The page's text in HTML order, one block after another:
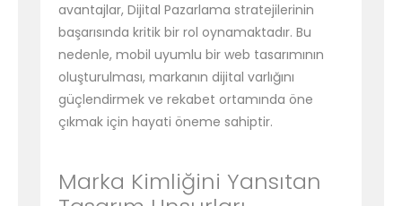
avantajlar, Dijital Pazarlama stratejilerinin
başarısında kritik bir rol oynamaktadır. Bu
nedenle, mobil uyumlu bir web tasarımının
oluşturulması, markanın dijital varlığını
güçlendirmek ve rekabet ortamında öne
çıkmak için hayati öneme sahiptir.
Marka Kimliğini Yansıtan